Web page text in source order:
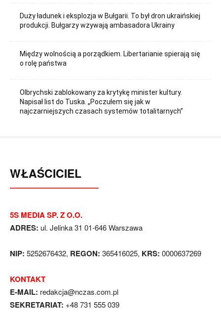
Duży ładunek i eksplozja w Bułgarii. To był dron ukraińskiej
produkcji. Bułgarzy wzywają ambasadora Ukrainy
Między wolnością a porządkiem. Libertarianie spierają się
o rolę państwa
Olbrychski zablokowany za krytykę minister kultury.
Napisał list do Tuska. „Poczułem się jak w
najczarniejszych czasach systemów totalitarnych”
WŁAŚCICIEL
5S MEDIA SP. Z O.O.
ADRES: ul. Jelinka 31 01-646 Warszawa
NIP: 5252676432, REGON: 365416025, KRS: 0000637269
KONTAKT
E-MAIL: redakcja@nczas.com.pl
SEKRETARIAT: +48 731 555 039